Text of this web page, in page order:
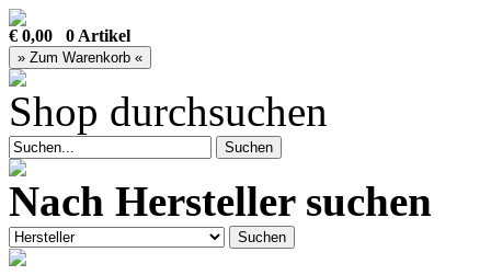
€ 0,00 0 Artikel
Shop durchsuchen
Nach Hersteller suchen